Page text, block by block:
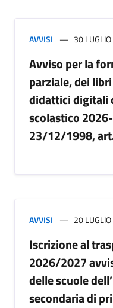
AVVISI 30
Avviso per la
parziale, dei
didattici digitali
scolastico
23/12/1998,
AVVISI 20
Iscrizione al
2026/2027
delle scuole
secondaria di